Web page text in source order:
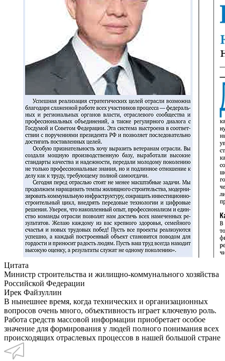
Цитата
Министр строительства и жилищно-коммунального хозяйства
Российской Федерации
Ирек Файзуллин
В нынешнее время, когда технических и организационных
вопросов очень много, объективность играет ключевую роль.
Работа средств массовой информации приобретает особое
значение для формирования у людей полного понимания всех
происходящих отраслевых процессов в нашей большой стране